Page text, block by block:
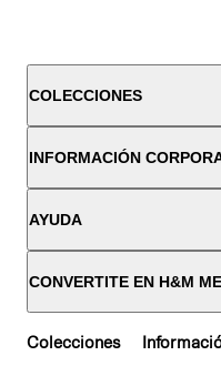
COLECCIONES
INFORMACIÓN
AYUDA
CONVERTITE EN H&M
Colecciones